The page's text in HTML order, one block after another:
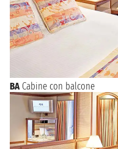
BA Cabine con balcone